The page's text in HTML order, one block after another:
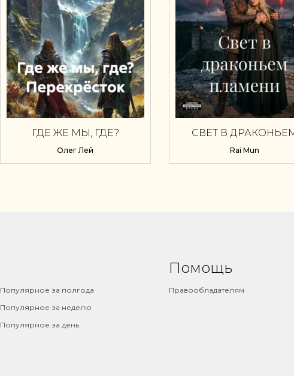
ГДЕ ЖЕ МЫ, ГДЕ?
Олег Лей
СВЕТ В
Rai Mun
Популярное за полгода
Популярное за неделю
Популярное за день
Помощь
Правообладателям